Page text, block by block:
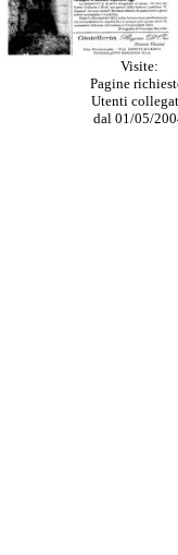
Visite:
Pagine
Utenti
dal 01/05/